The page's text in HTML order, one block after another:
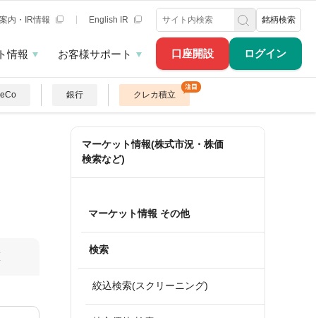
口座開設 ログイン
内・IR情報 English IR 銘柄検索
情報 お客様サポート
銀行 クレカ積立
マーケット情報(株式市況・株価
検索など)
マーケット情報 その他
検索
絞込検索(スクリーニング)